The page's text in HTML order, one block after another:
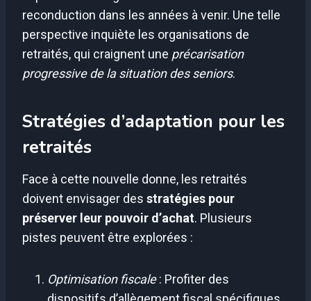
reconduction dans les années à venir. Une telle
perspective inquiète les organisations de
retraités, qui craignent une précarisation
progressive de la situation des seniors.
Stratégies d’adaptation pour les
retraités
Face à cette nouvelle donne, les retraités
doivent envisager des stratégies pour
préserver leur pouvoir d’achat. Plusieurs
pistes peuvent être explorées :
Optimisation fiscale: Profiter des